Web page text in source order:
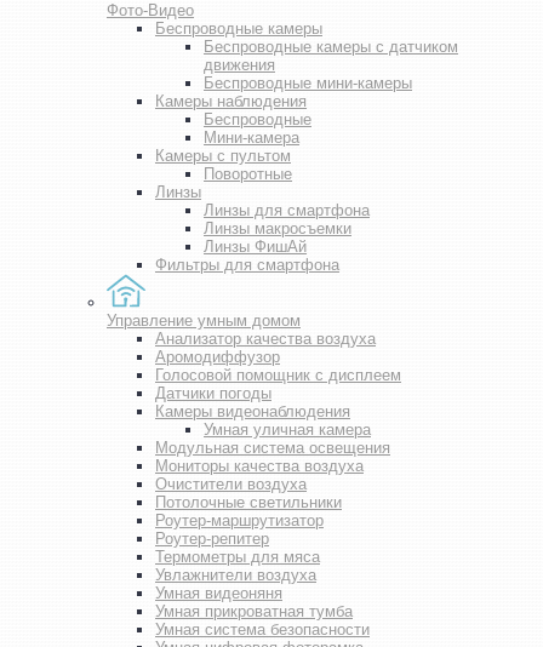
Фото-Видео
Беспроводные камеры
Беспроводные камеры с датчиком
движения
Беспроводные мини-камеры
Камеры наблюдения
Беспроводные
Мини-камера
Камеры с пультом
Поворотные
Линзы
Линзы для смартфона
Линзы макросъемки
Линзы ФишАй
Фильтры для смартфона
Управление умным домом
Анализатор качества воздуха
Аромодиффузор
Голосовой помощник с дисплеем
Датчики погоды
Камеры видеонаблюдения
Умная уличная камера
Модульная система освещения
Мониторы качества воздуха
Очистители воздуха
Потолочные светильники
Роутер-маршрутизатор
Роутер-репитер
Термометры для мяса
Увлажнители воздуха
Умная видеоняня
Умная прикроватная тумба
Умная система безопасности